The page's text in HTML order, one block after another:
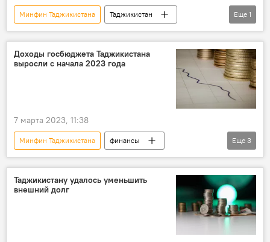
Минфин Таджикистана
Таджикистан
Экономика
Еще 1
Доходы госбюджета Таджикистана
выросли с начала 2023 года
7 марта 2023, 11:38
Минфин Таджикистана
финансы
Экономика
бюджет Таджикистан
Еще 3
Таджикистану удалось уменьшить
внешний долг